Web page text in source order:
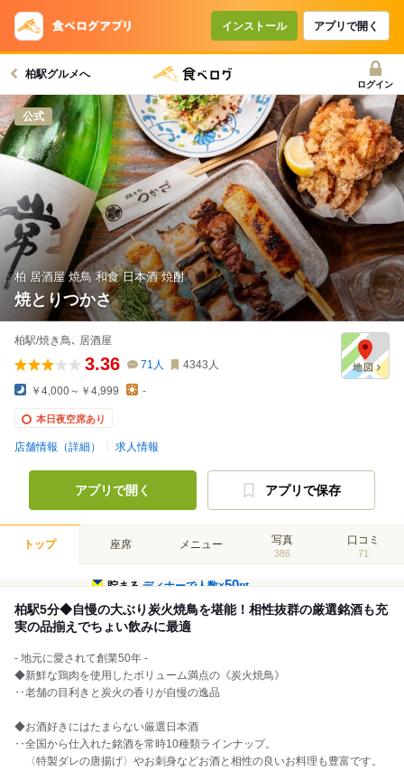
インストール アプリで開く
柏駅グルメへ
ログイン
公式
柏 居酒屋 焼鳥 和食 日本酒 焼酎
焼とりつかさ
柏駅/焼き鳥､ 居酒屋
3.36 71 人 4343 人
￥4,000～￥4,999 -
本日夜空席あり
店舗情報（詳細） 求人情報
アプリで開く アプリで保存
トップ 座席 メニュー 写真
386
口コミ
71
貯まるディナーで人数×50pt
柏駅5分◆自慢の大ぶり炭火焼鳥を堪能！相性抜群の厳選銘酒も充
実の品揃えでちょい飲みに最適
- 地元に愛されて創業50年 -
◆新鮮な鶏肉を使用したボリューム満点の《炭火焼鳥》
‥老舗の目利きと炭火の香りが自慢の逸品
◆お酒好きにはたまらない厳選日本酒
‥全国から仕入れた銘酒を常時10種類ラインナップ。
〈特製ダレの唐揚げ〉やお刺身などお酒と相性の良いお料理も豊富です。